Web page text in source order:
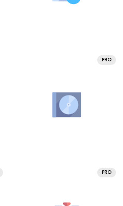
PRO
PRO